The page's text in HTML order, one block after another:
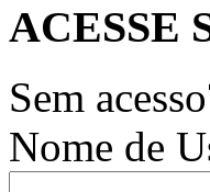
ACESSE
Sem
Nome de